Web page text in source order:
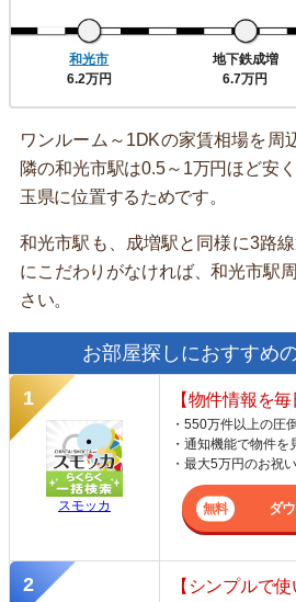
和光市
6.2万円
地下鉄成増
6.7万円
ワンルーム～1DKの家賃相場を周
隣の和光市駅は0.5～1万円ほど安
玉県に位置するためです。
和光市駅も、成増駅と同様に3路
にこだわりがなければ、和光市駅
さい。
お部屋探しにおすすめ
スモッカ
【物件情報を毎
・550万件以上の圧
・通知機能で物件を
・最大5万円のお祝
ダ
【シンプルで使